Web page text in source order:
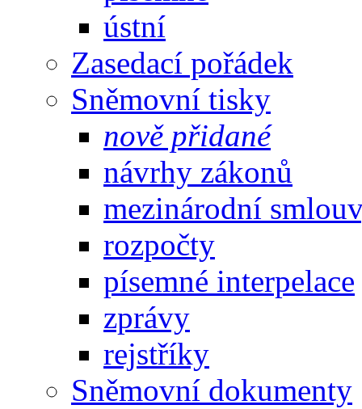
ústní
Zasedací pořádek
Sněmovní tisky
nově přidané
návrhy zákonů
mezinárodní
rozpočty
písemné interpelace
zprávy
rejstříky
Sněmovní dokumenty